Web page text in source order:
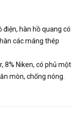
điện, hàn hồ quang có
các máng thép
8% Niken, có phủ một
mòn, chống nóng.